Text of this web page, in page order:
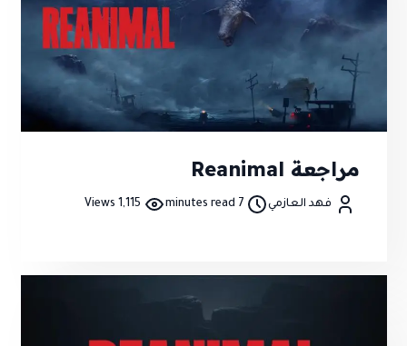
مراجعة Reanimal
فهد العازمي 7 minutes read
1,115 Views